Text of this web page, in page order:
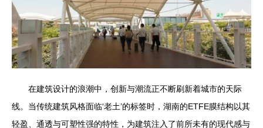
在建筑设计的浪潮中，创新与潮流正不断刷新着城市的天际
线。当传统建筑风格面临‘老土’的标签时，湖南的ETFE膜结构以其
轻盈、通透与可塑性强的特性，为建筑注入了前所未有的现代感与